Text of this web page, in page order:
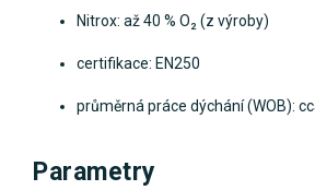
Nitrox: až 40 % O₂ (z výroby)
certifikace: EN250
průměrná práce dýchání (WOB):
Parametry